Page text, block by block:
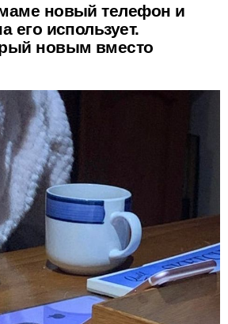
новый телефон и
его использует.
новым вместо